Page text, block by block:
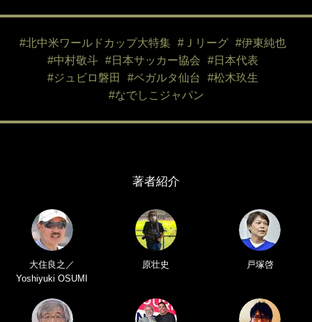
#北中米ワールドカップ大特集 #Ｊリーグ
#伊東純也
#中村敬斗
#日本サッカー協会
#日本代表
#ジュビロ磐田
#ベガルタ仙台
#松木玖生
#なでしこジャパン
著者紹介
大住良之／
Yoshiyuki OSUMI
原壮史 戸塚啓